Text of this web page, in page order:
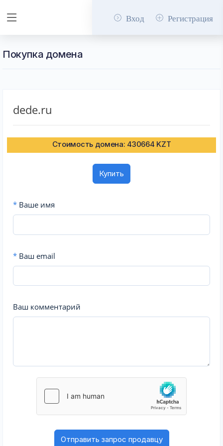
Вход Регистрация
Покупка домена
dede.ru
Стоимость домена: 430664 KZT
Купить
* Ваше имя
* Ваш email
Ваш комментарий